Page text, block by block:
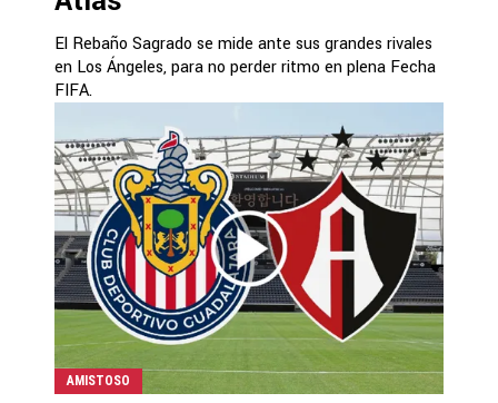
El Rebaño Sagrado se mide ante sus grandes rivales
en Los Ángeles, para no perder ritmo en plena Fecha
FIFA.
AMISTOSO